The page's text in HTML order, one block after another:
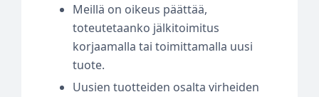
Meillä on oikeus päättää,
toteutetaanko jälkitoimitus
korjaamalla tai toimittamalla uusi
tuote.
Uusien tuotteiden osalta virheiden